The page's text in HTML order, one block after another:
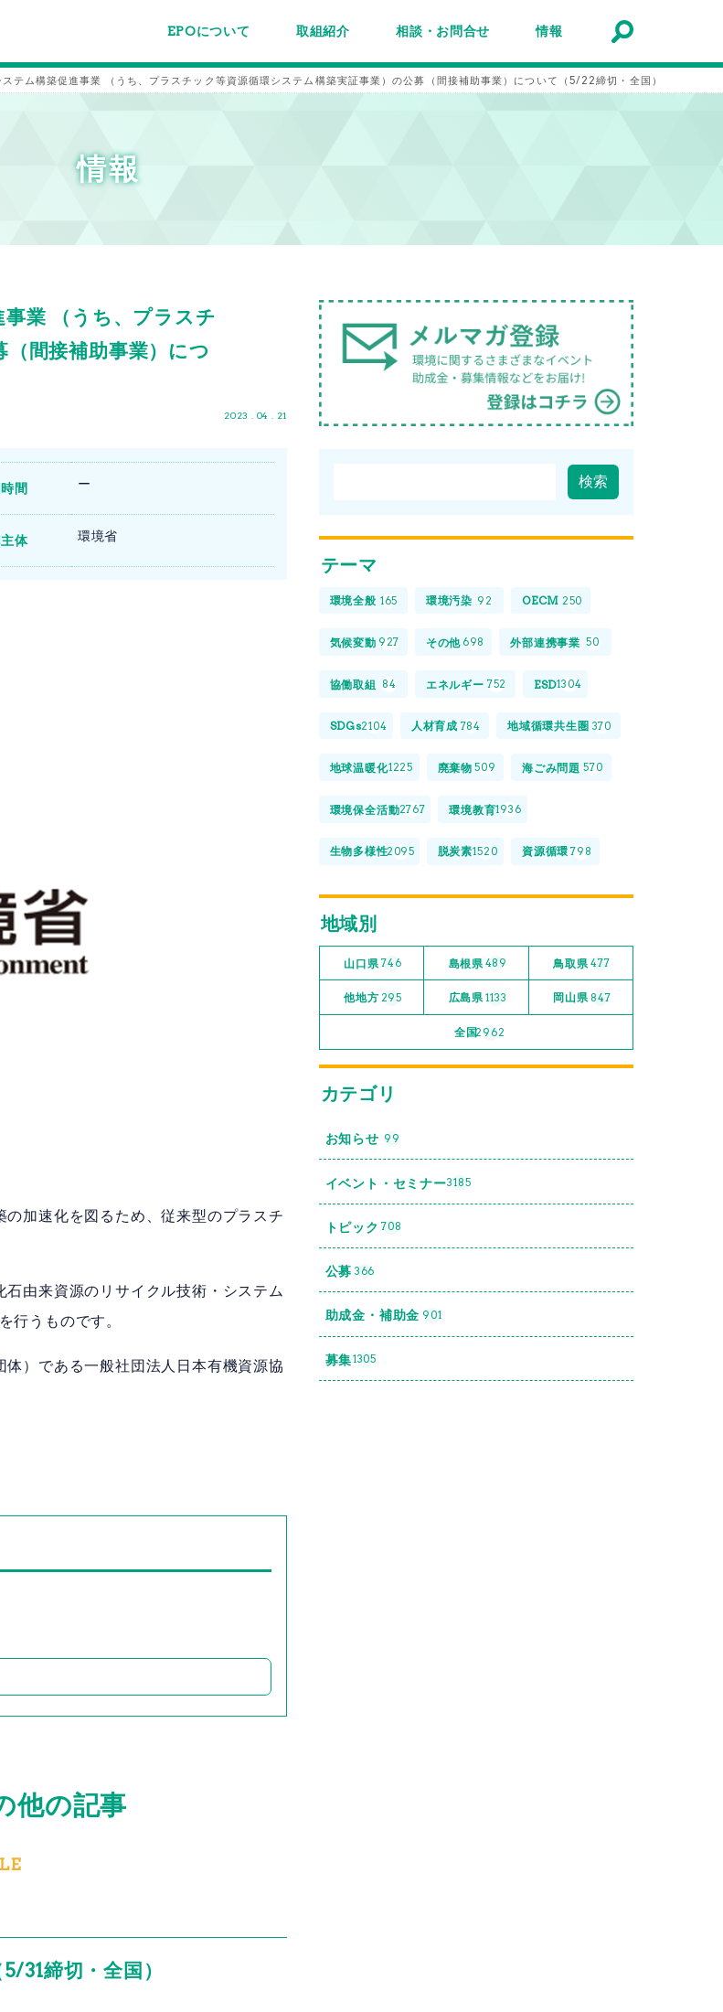
EPOについて
EPOちゅうごくについて
事業内容
スタッフ紹介
施設案内/利用案内
取組紹介
パートナーシップ紹介
主催事業報告
各種事例
メールマガジン
メルマガ登録
相談・お問合せ
アクセスマップ
Q&A
お問合せ
情報
情報検索
お知らせ
イベント・セミナー
トピック
公募
助成金・補助金
募集
テム構築促進事業 （うち、プラスチック等資源循環システム構築実証事業）の公募（間接補助事業）について（5/22締切・全国）
情報
業 （うち、プラスチ
間接補助事業）につ
2023 . 04 . 21
間 ー
体 環境省
加速化を図るため、従来型のプラスチ
由来資源のリサイクル技術・システム
行うものです。
）である一般社団法人日本有機資源協
他の記事
31締切・全国）
テーマ
環境全般 165 環境汚染 92 OECM 250
気候変動 927 その他 698 外部連携事業 50
協働取組 84 エネルギー 752 ESD1304
SDGs2104 人材育成 784 地域循環共生圏 370
地球温暖化1225 廃棄物 509 海ごみ問題 570
環境保全活動2767 環境教育1936
生物多様性2095 脱炭素1520 資源循環 798
地域別
山口県 746 島根県 489 鳥取県 477
他地方 295 広島県1133 岡山県 847
全国2962
カテゴリ
お知らせ 99
イベント・セミナー3185
トピック 708
公募 366
助成金・補助金 901
募集1305